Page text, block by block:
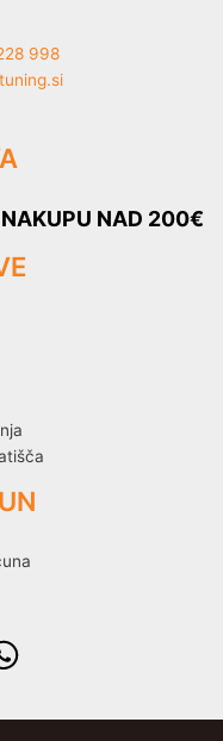
998
NAKUPU NAD 200€